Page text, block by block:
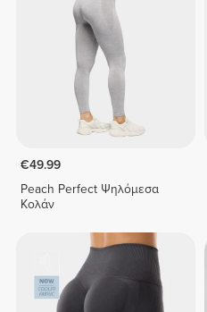
€49.99
Peach Perfect Ψηλόμεσα
Κολάν